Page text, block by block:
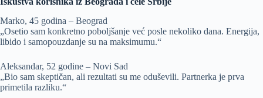
Marko, 45 godina – Beograd
„Osetio sam konkretno poboljšanje već posle nekoliko dana. Energija,
libido i samopouzdanje su na maksimumu.“
Aleksandar, 52 godine – Novi Sad
„Bio sam skeptičan, ali rezultati su me oduševili. Partnerka je prva
primetila razliku.“